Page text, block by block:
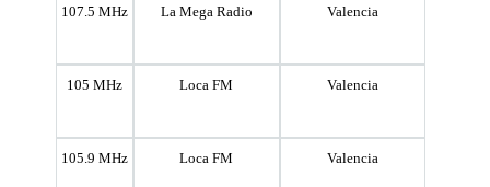
107.5 MHz La Mega Radio Valencia
105 MHz Loca FM Valencia
105.9 MHz Loca FM Valencia